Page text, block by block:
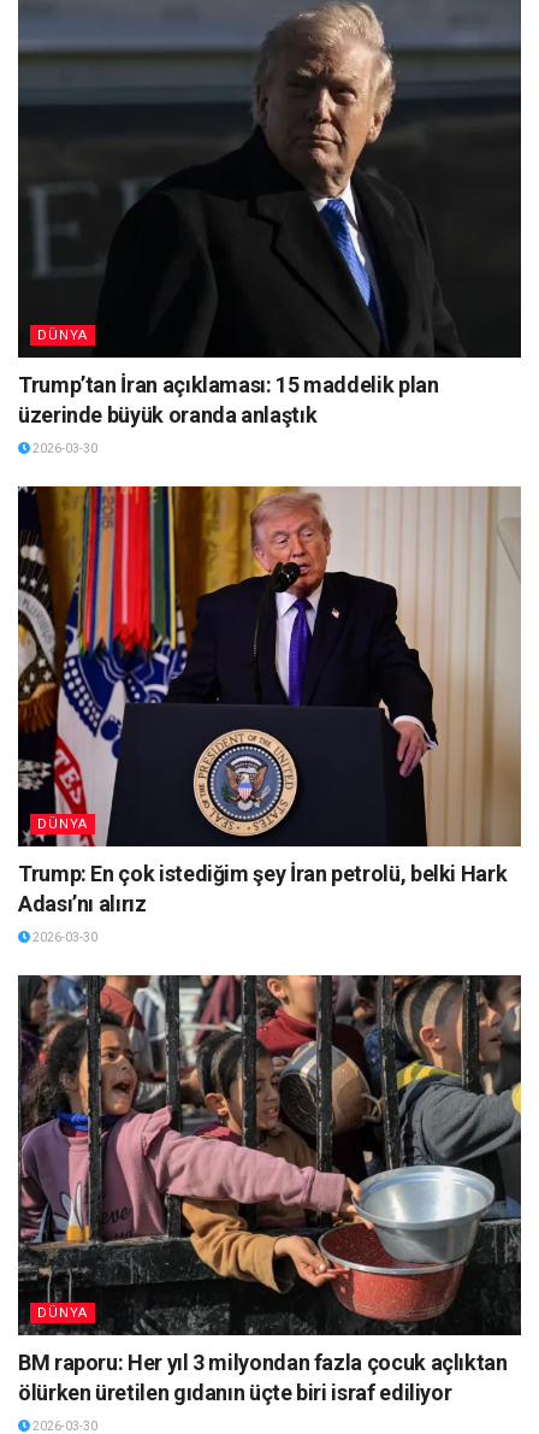
DÜNYA
Trump’tan İran açıklaması: 15 maddelik plan
üzerinde büyük oranda anlaştık
2026-03-30
DÜNYA
Trump: En çok istediğim şey İran petrolü, belki Hark
Adası’nı alırız
2026-03-30
DÜNYA
BM raporu: Her yıl 3 milyondan fazla çocuk açlıktan
ölürken üretilen gıdanın üçte biri israf ediliyor
2026-03-30